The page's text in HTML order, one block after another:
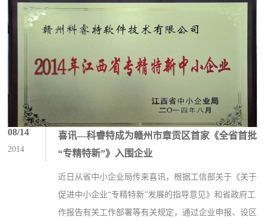
08/14
2014
喜讯—科睿特成为赣州市章贡区首家《全省首批
“专精特新”》入围企业
近日从省中小企业局传来喜讯，根据工信部关于《关于
促进中小企业“专精特新”发展的指导意见》和省政府工
作报告有关工作部署等有关规定，通过企业申报、设区